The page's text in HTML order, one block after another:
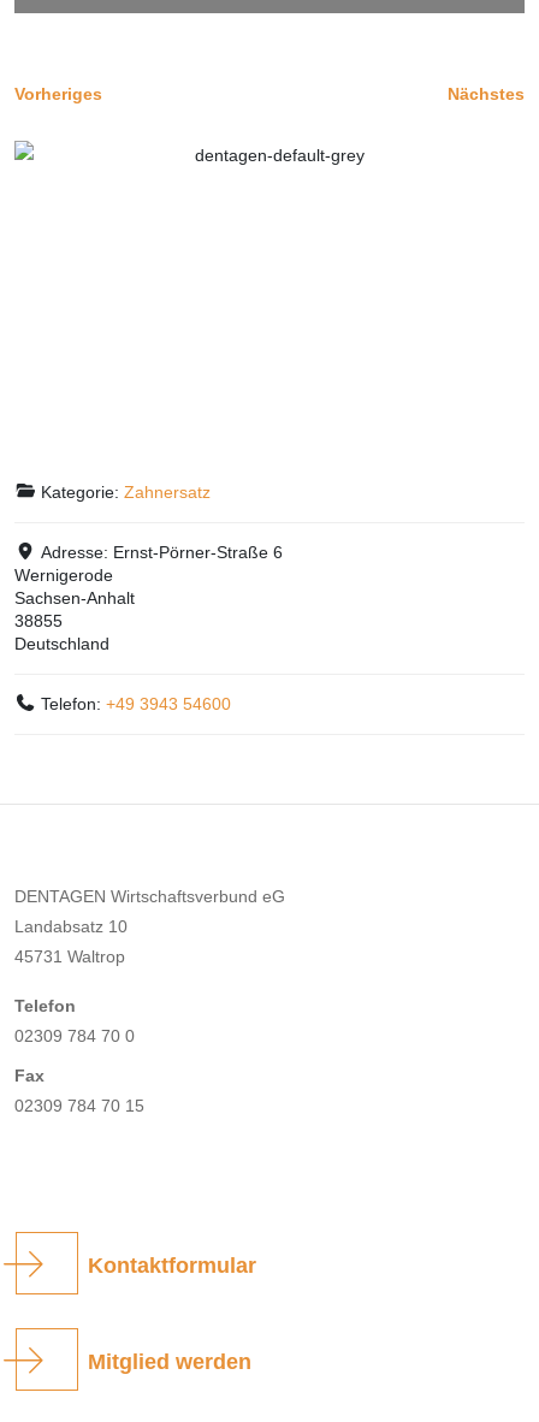
Vorheriges Nächstes
Kategorie:Zahnersatz
Adresse: Ernst-Pörner-Straße 6
Wernigerode
Sachsen-Anhalt
38855
Deutschland
Telefon:+49 3943 54600
DENTAGEN Wirtschaftsverbund eG
Landabsatz 10
45731 Waltrop
Telefon
02309 784 70 0
Fax
02309 784 70 15
Kontaktformular
Mitglied werden